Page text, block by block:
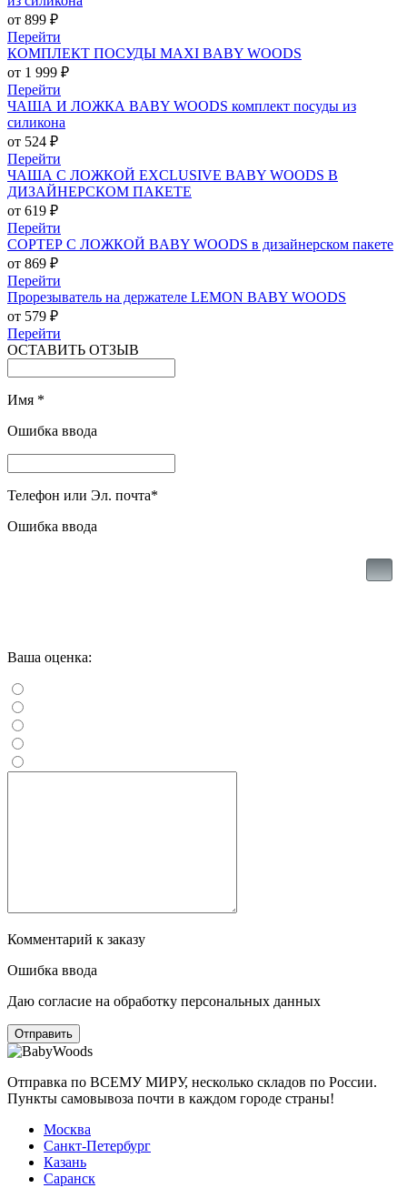
от 899 ₽
Перейти
КОМПЛЕКТ ПОСУДЫ MAXI BABY WOODS
от 1 999 ₽
Перейти
ЧАША И ЛОЖКА BABY WOODS комплект посуды из
силикона
от 524 ₽
Перейти
ЧАША С ЛОЖКОЙ EXCLUSIVE BABY WOODS В
ДИЗАЙНЕРСКОМ ПАКЕТЕ
от 619 ₽
Перейти
СОРТЕР С ЛОЖКОЙ BABY WOODS в дизайнерском пакете
от 869 ₽
Перейти
Прорезыватель на держателе LEMON BABY WOODS
от 579 ₽
Перейти
ОСТАВИТЬ ОТЗЫВ
Имя *
Ошибка ввода
Телефон или Эл. почта*
Ошибка ввода
Ваша оценка:
Комментарий к заказу
Ошибка ввода
Даю согласие на обработку персональных данных
Отправка по ВСЕМУ МИРУ, несколько складов по России.
Пункты самовывоза почти в каждом городе страны!
Москва
Санкт-Петербург
Казань
Саранск